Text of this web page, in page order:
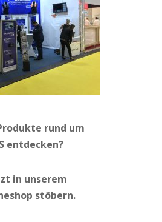
rund um
entdecken?
in unserem
stöbern.